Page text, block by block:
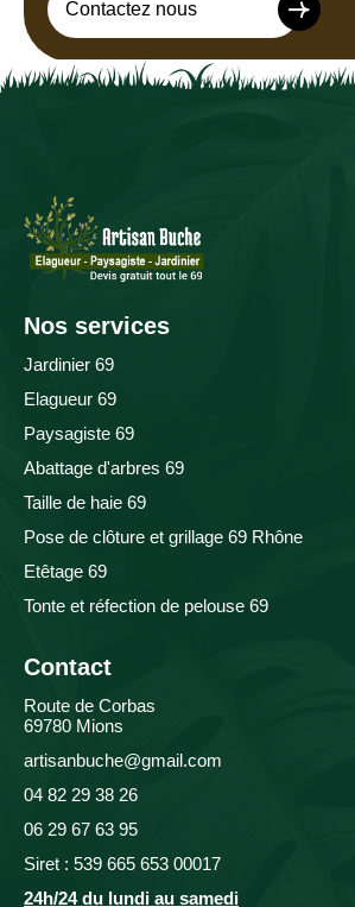
Contactez nous
Nos services
Jardinier 69
Elagueur 69
Paysagiste 69
Abattage d'arbres 69
Taille de haie 69
Pose de clôture et grillage 69 Rhône
Etêtage 69
Tonte et réfection de pelouse 69
Contact
Route de Corbas
69780 Mions
artisanbuche@gmail.com
04 82 29 38 26
06 29 67 63 95
Siret : 539 665 653 00017
24h/24 du lundi au samedi